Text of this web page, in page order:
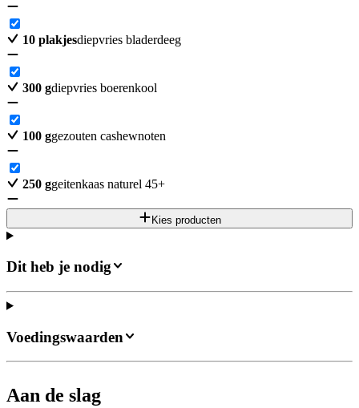
10 plakjesdiepvries bladerdeeg
300 gdiepvries boerenkool
100 ggezouten cashewnoten
250 ggeitenkaas naturel 45+
Kies producten
Dit heb je nodig
Aan de slag
Voedingswaarden